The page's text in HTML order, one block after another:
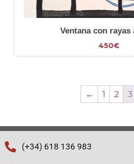
Ventana con rayas
450€
← 1 2 3
(+34) 618 136 983